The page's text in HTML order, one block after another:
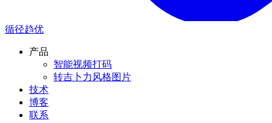
循径趋优
产品
智能视频打码
转吉卜力风格图片
技术
博客
联系